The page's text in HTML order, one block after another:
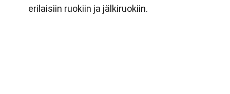
erilaisiin ruokiin ja jälkiruokiin.